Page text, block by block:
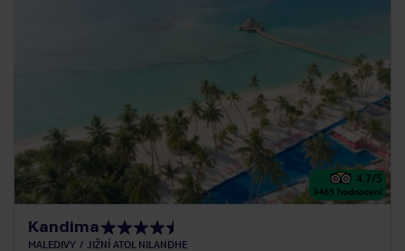
4.7/5
3465 hodnocení
Kandima
MALEDIVY JIŽNÍ ATOL NILANDHE